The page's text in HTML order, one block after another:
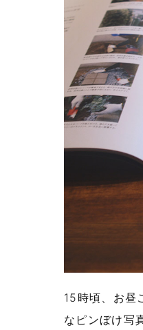
15時頃、お昼
なピンぼけ写